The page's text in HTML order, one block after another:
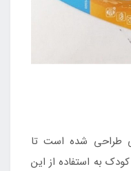
طراحی شده است تا
به استفاده از این